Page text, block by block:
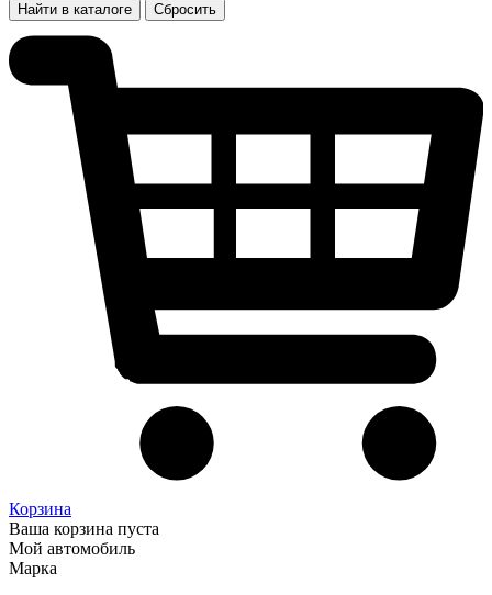
Найти в каталоге Сбросить
Корзина
Ваша корзина пуста
Мой автомобиль
Марка